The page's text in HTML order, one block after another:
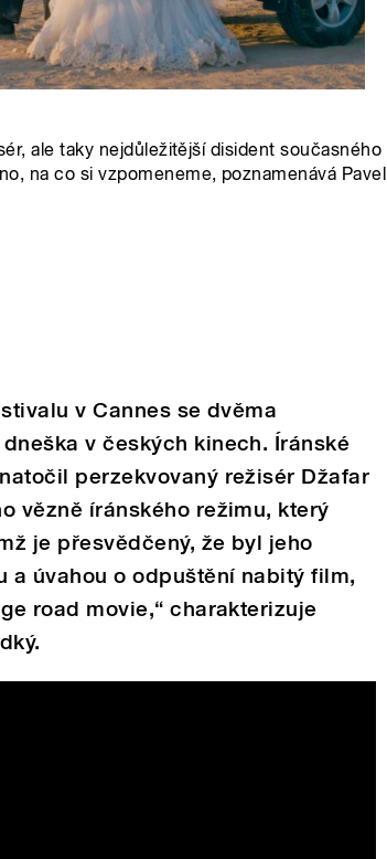
ale taky nejdůležitější disident současného
na co si vzpomeneme, poznamenává Pavel
v Cannes se dvěma
v českých kinech. Íránské
perzekvovaný režisér Džafar
vězně íránského režimu, který
je přesvědčený, že byl jeho
a úvahou o odpuštění nabitý film,
road movie,“ charakterizuje